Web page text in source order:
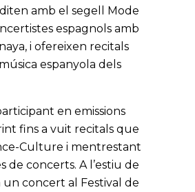
amb el segell Mode
espagnols amb
i ofereixen recitals
espanyola dels
en emissions
fins a vuit recitals que
Culture i mentrestant
de concerts. A l’estiu de
un concert al Festival de